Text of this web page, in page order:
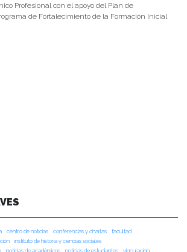
Profesional con el apoyo del Plan de
de Fortalecimiento de la Formación Inicial
centro de noticias conferencias y charlas
facultad
instituto de historia y ciencias sociales